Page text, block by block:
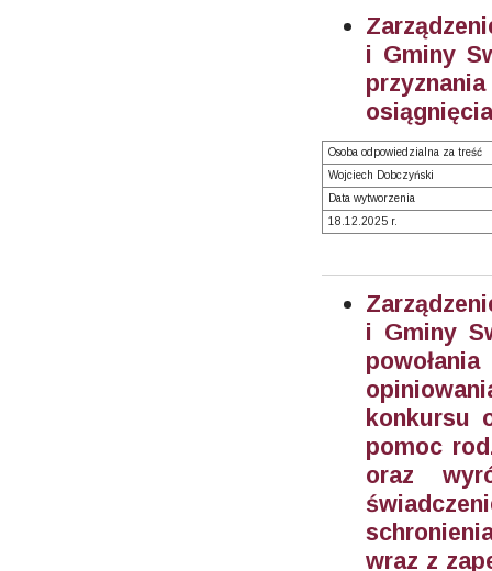
i Gminy
Osoba odpowiedzialna za treść
Wojciech Dobczyński
Data wytworzenia
18.12.2025 r.
i Gminy
konkursu
pomoc
oraz
wraz z